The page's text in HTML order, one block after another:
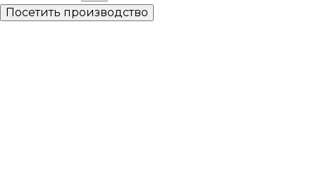
Посетить производство